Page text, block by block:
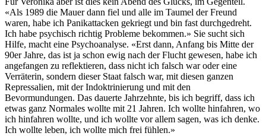
«Als 1989 die Mauer dann fiel und alle im Taumel der Freund
waren, habe ich Panikattacken gekriegt und bin fast durchgedreht.
Ich habe psychisch richtig Probleme bekommen.» Sie sucht sich
Hilfe, macht eine Psychoanalyse. «Erst dann, Anfang bis Mitte der
90er Jahre, das ist ja schon ewig nach der Flucht gewesen, habe ich
angefangen zu reflektieren, dass nicht ich falsch war oder eine
Verräterin, sondern dieser Staat falsch war, mit diesen ganzen
Repressalien, mit der Indoktrinierung und mit den
Bevormundungen. Das dauerte Jahrzehnte, bis ich begriff, dass ich
etwas ganz Normales wollte mit 21 Jahren. Ich wollte hinfahren, wo
ich hinfahren wollte, und ich wollte vor allem sagen, was ich denke.
Ich wollte leben, ich wollte mich frei fühlen.»